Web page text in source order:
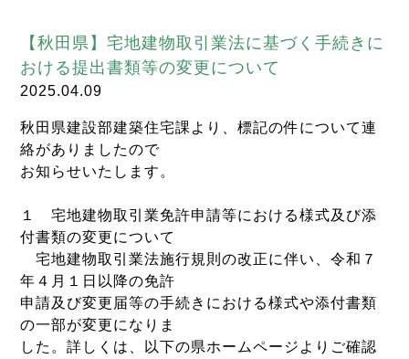
【秋田県】宅地建物取引業法に基づく手続きに
おける提出書類等の変更について
2025.04.09
秋田県建設部建築住宅課より、標記の件について連
絡がありましたので
お知らせいたします。
１ 宅地建物取引業免許申請等における様式及び添
付書類の変更について
宅地建物取引業法施行規則の改正に伴い、令和７
年４月１日以降の免許
申請及び変更届等の手続きにおける様式や添付書類
の一部が変更になりま
した。詳しくは、以下の県ホームページよりご確認